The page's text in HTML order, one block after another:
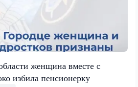
женщина вместе с
избила пенсионерку